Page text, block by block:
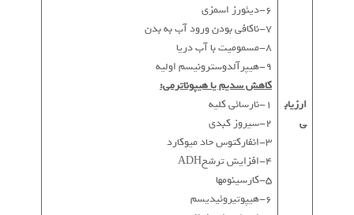
ارزیاب
ی
6-دیئورز اسمزی
7-ناکافی بودن ورود آب به بدن
8-مسمومیت با آب دریا
9-هیپرآلدوسترونیسم اولیه
کاهش سدیم یا هیپوناترمی:
1-نارسائی کلیه
2-سیروز کبدی
3-انفارکتوس حاد میوکارد
4-افزایش ترشحADH
5-کارسینومها
6-هیپوتیروئیدیسم